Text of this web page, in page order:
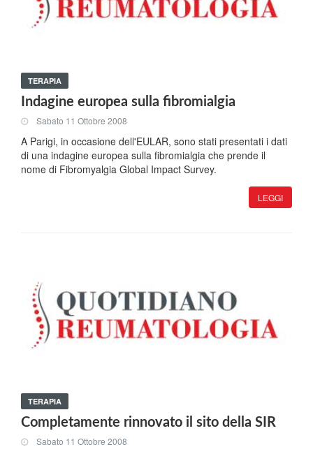
TERAPIA
Indagine europea sulla fibromialgia
Sabato 11 Ottobre 2008
A Parigi, in occasione dell'EULAR, sono stati presentati i dati
di una indagine europea sulla fibromialgia che prende il
nome di Fibromyalgia Global Impact Survey.
LEGGI
TERAPIA
Completamente rinnovato il sito della SIR
Sabato 11 Ottobre 2008